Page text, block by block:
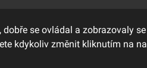
se ovládal a zobrazovaly
kdykoliv změnit kliknutím na